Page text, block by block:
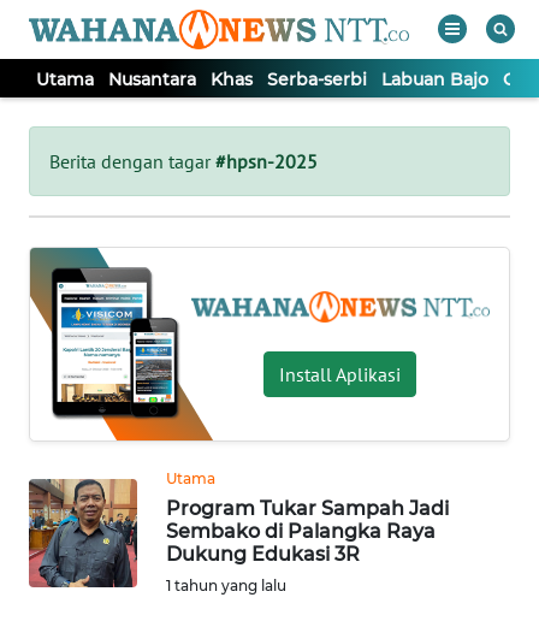
Utama Nusantara Khas Serba-serbi Labuan Bajo
Berita dengan tagar#hpsn-2025
Install Aplikasi
Utama
Program Tukar Sampah Jadi
Sembako di Palangka Raya
Dukung Edukasi 3R
1 tahun yang lalu
Tutup
UTAMA
NUSANTARA
KHAS
SERBA-
SERBI
LABUAN
BAJO